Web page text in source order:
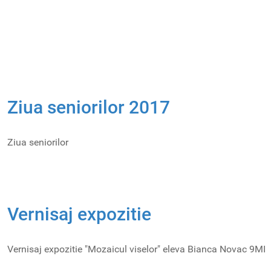
Ziua seniorilor 2017
Ziua seniorilor
Vernisaj expozitie
Vernisaj expozitie "Mozaicul viselor" eleva Bianca Novac 9MI​